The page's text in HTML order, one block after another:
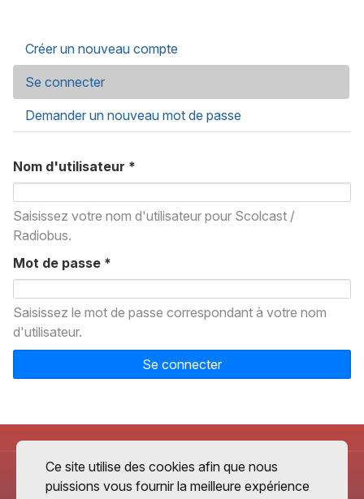
Onglets principaux
Créer un nouveau compte
Se connecter
Demander un nouveau mot de passe
Nom d'utilisateur *
Saisissez votre nom d'utilisateur pour Scolcast /
Radiobus.
Mot de passe *
Saisissez le mot de passe correspondant à votre nom
d'utilisateur.
Se connecter
Ce site utilise des cookies afin que nous
puissions vous fournir la meilleure expérience